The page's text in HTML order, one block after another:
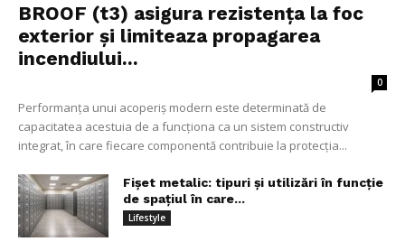
BROOF (t3) asigura rezistența la foc
exterior și limiteaza propagarea
incendiului...
0
Performanța unui acoperiș modern este determinată de
capacitatea acestuia de a funcționa ca un sistem constructiv
integrat, în care fiecare componentă contribuie la protecția...
Fișet metalic: tipuri și utilizări în funcție
de spațiul în care...
Lifestyle